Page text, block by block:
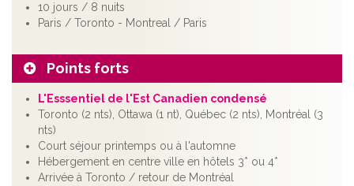
10 jours / 8 nuits
Paris / Toronto - Montreal / Paris
Points forts
L'Esssentiel de l'Est Canadien condensé
Toronto (2 nts), Ottawa (1 nt), Québec (2 nts), Montréal (3
nts)
Court séjour printemps ou à l'automne
Hébergement en centre ville en hôtels 3* ou 4*
Arrivée à Toronto / retour de Montréal